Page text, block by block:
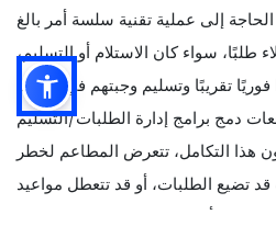
إلى عملية تقنية سلسة أمر بالغ
طلبًا، سواء كان الاستلام أو التسليم،
فوريًا تقريبًا وتسليم وجبتهم في الوقت
دمج برامج إدارة الطلبات/التسليم
هذا التكامل، تتعرض المطاعم لخطر
تضيع الطلبات، أو قد تتعطل مواعيد